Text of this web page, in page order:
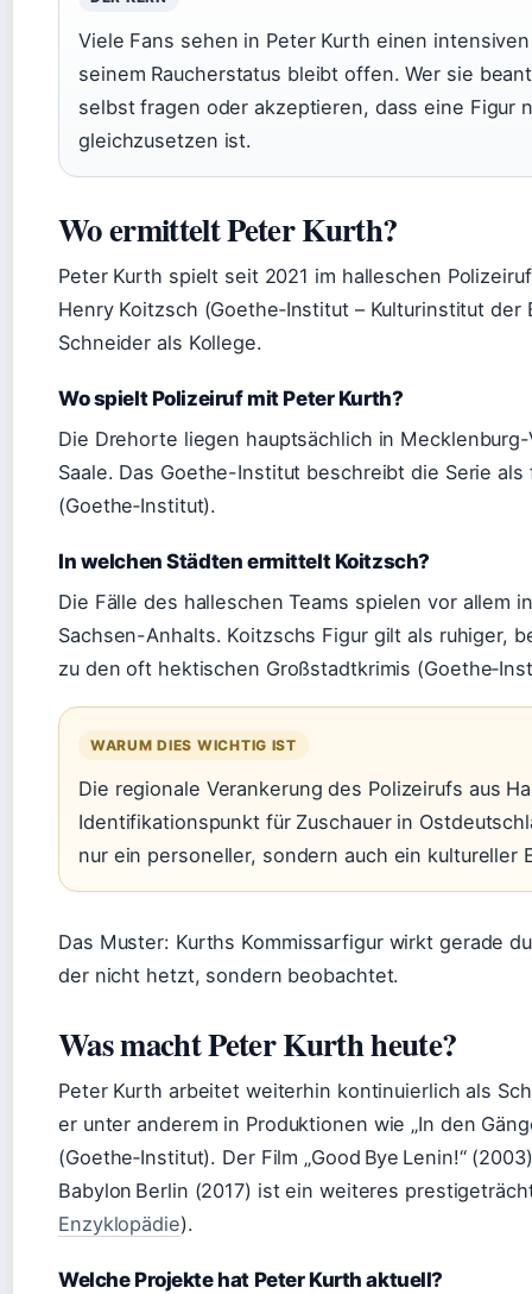
Viele Fans sehen in Peter Kurth einen
seinem Raucherstatus bleibt offen. Wer sie
selbst fragen oder akzeptieren, dass eine Figur
gleichzusetzen ist.
Wo ermittelt Peter Kurth?
Peter Kurth spielt seit 2021 im halleschen
Henry Koitzsch (Goethe‑Institut – Kulturinstitut
Schneider als Kollege.
Wo spielt Polizeiruf mit Peter Kurth?
Die Drehorte liegen hauptsächlich in
Saale. Das Goethe-Institut beschreibt die Serie
(Goethe‑Institut).
In welchen Städten ermittelt Koitzsch?
Die Fälle des halleschen Teams spielen vor allem
Sachsen-Anhalts. Koitzschs Figur gilt als ruhiger,
zu den oft hektischen Großstadtkrimis
WARUM DIES WICHTIG IST
Die regionale Verankerung des Polizeirufs aus
Identifikationspunkt für Zuschauer in
nur ein personeller, sondern auch ein kultureller
Das Muster: Kurths Kommissarfigur wirkt gerade
der nicht hetzt, sondern beobachtet.
Was macht Peter Kurth heute?
Peter Kurth arbeitet weiterhin kontinuierlich als
er unter anderem in Produktionen wie „In den
(Goethe‑Institut). Der Film „Good Bye Lenin!“
Babylon Berlin (2017) ist ein weiteres
Enzyklopädie).
Welche Projekte hat Peter Kurth aktuell?